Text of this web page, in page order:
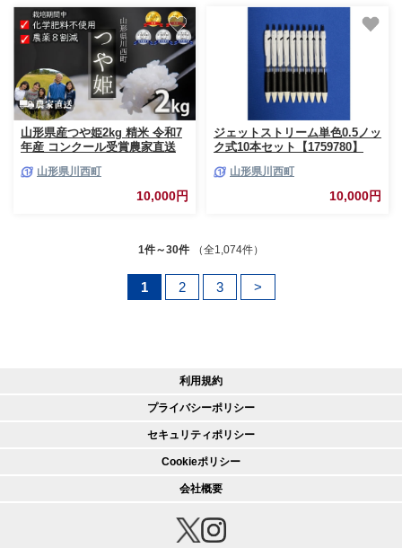
山形県産つや姫2kg 精米 令和7
年産 コンクール受賞農家直送
山形県川西町
10,000円
ジェットストリーム単色0.5ノッ
ク式10本セット【1759780】
山形県川西町
10,000円
1件～30件 （全1,074件）
1 2 3 >
利用規約
プライバシーポリシー
セキュリティポリシー
Cookieポリシー
会社概要